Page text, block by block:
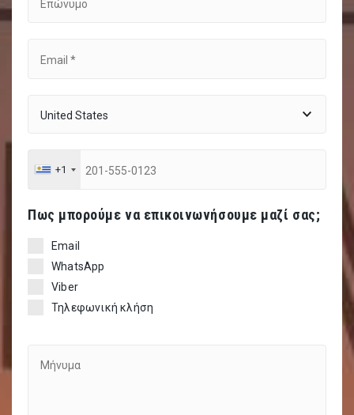
+1
Πως μπορούμε να επικοινωνήσουμε μαζί σας;
Email
WhatsApp
Viber
Τηλεφωνική κλήση